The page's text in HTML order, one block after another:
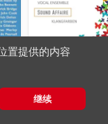
Klangfarben
Sound Affaire
置提供的内容
继续